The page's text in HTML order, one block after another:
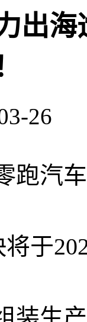
出
26
跑汽车
将于